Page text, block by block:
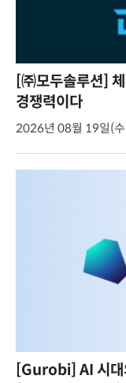
[㈜모두솔루션]
경쟁력이다
2026년 08월 19일(
[Gurobi] AI 시대